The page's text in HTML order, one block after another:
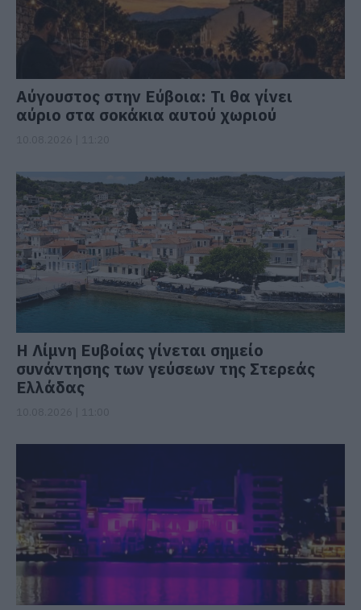
Αύγουστος στην Εύβοια: Τι θα γίνει
αύριο στα σοκάκια αυτού χωριού
Η Λίμνη Ευβοίας γίνεται σημείο
συνάντησης των γεύσεων της Στερεάς
Ελλάδας